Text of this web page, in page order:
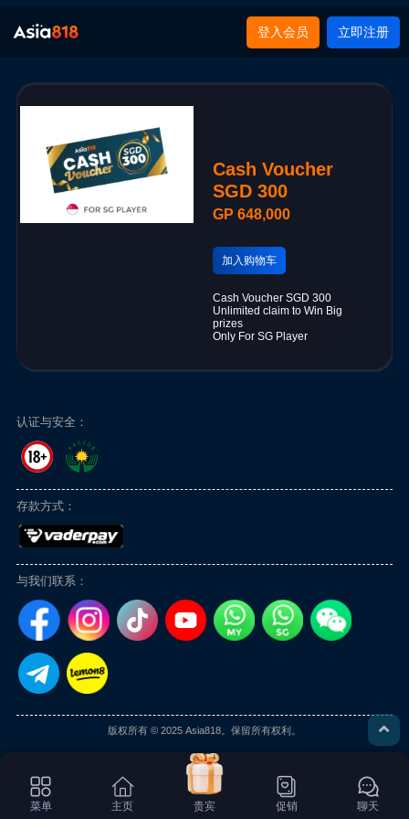
登入会员 立即注册
Cash Voucher
SGD 300
GP 648,000
加入购物车
Cash Voucher SGD 300
Unlimited claim to Win Big
prizes
Only For SG Player
认证与安全：
存款方式：
与我们联系：
版权所有 © 2025 Asia818。保留所有权利。
菜单 主页 贵宾 促销 聊天